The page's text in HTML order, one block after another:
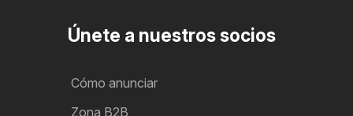
Únete a nuestros socios
Cómo anunciar
Zona B2B